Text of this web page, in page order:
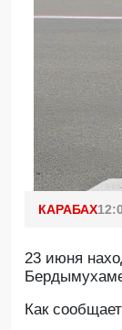
КАРАБАХ
23 июня
Как